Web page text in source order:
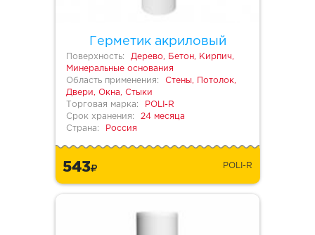
Герметик акриловый
Поверхность:
Дерево, Бетон, Кирпич,
Минеральные основания
Область применения:
Стены, Потолок,
Двери, Окна, Стыки
Торговая марка:
POLI-R
Срок хранения:
24 месяца
Страна:
Россия
543 POLI-R